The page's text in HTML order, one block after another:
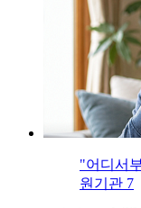
"어디서
원기관 7